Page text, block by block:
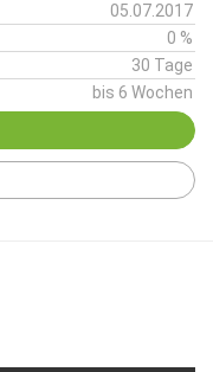
05.07.2017
0 %
30 Tage
bis 6 Wochen